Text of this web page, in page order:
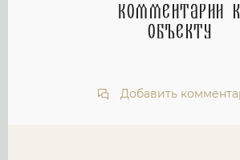
Комментарии к
объекту
Добавить